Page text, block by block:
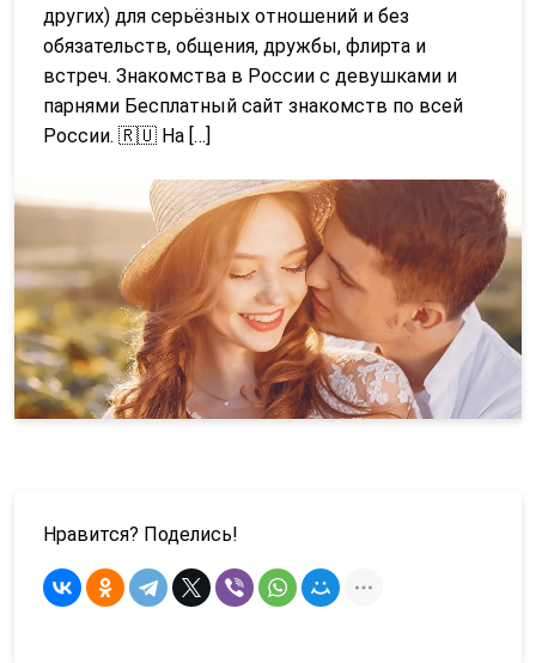
других) для серьёзных отношений и без
обязательств, общения, дружбы, флирта и
встреч. Знакомства в России с девушками и
парнями Бесплатный сайт знакомств по всей
России. 🇷🇺 На […]
Нравится? Поделись!